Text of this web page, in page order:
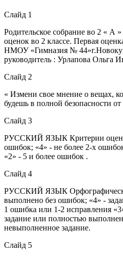
Слайд 1
Родительское собрание во 2 « А
оценок во 2 классе. Первая
НМОУ «Гимназия №
руководитель : Урлапова Ольга
Слайд 2
« Измени свое мнение о вещах,
будешь в полной безопасности
Слайд 3
РУССКИЙ ЯЗЫК Критерии
ошибок; «4» - не более 2-х
«2» - 5 и более ошибок .
Слайд 4
РУССКИЙ ЯЗЫК
выполнено без ошибок; «4» -
1 ошибка или 1-2 исправления
задание или полностью
невыполненное задание.
Слайд 5